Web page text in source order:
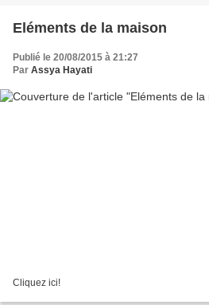
Eléments de la maison
Publié le 20/08/2015 à 21:27
Par Assya Hayati
Cliquez ici!